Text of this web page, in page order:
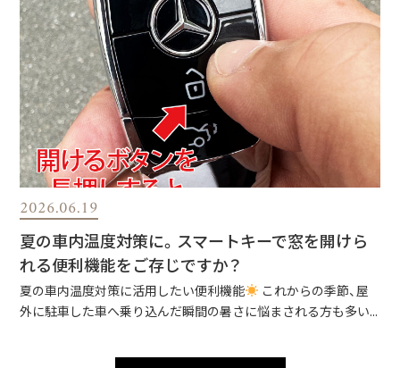
2026.06.19
夏の車内温度対策に。スマートキーで窓を開けら
れる便利機能をご存じですか？
夏の車内温度対策に活用したい便利機能
これからの季節、屋
外に駐車した車へ乗り込んだ瞬間の暑さに悩まされる方も多い...